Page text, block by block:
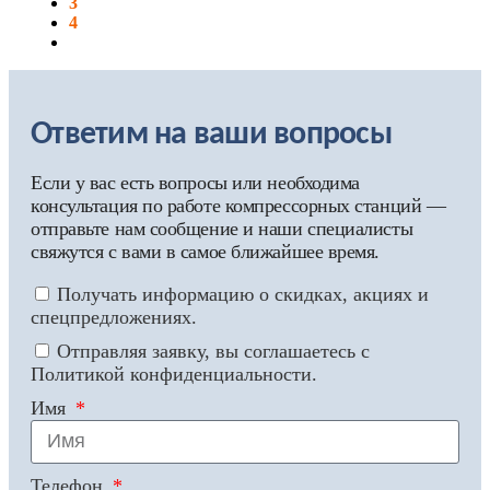
4
Ответим на ваши вопросы
Если у вас есть вопросы или необходима
консультация по работе компрессорных станций —
отправьте нам сообщение и наши специалисты
свяжутся с вами в самое ближайшее время.
Получать информацию о скидках, акциях и
спецпредложениях.
Отправляя заявку, вы соглашаетесь с
Политикой конфиденциальности.
Имя
Телефон